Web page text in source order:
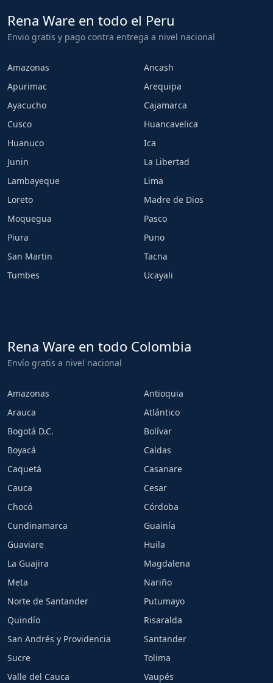
Rena Ware en todo el Peru
Envio gratis y pago contra entrega a nivel nacional
Amazonas
Ancash
Apurimac
Arequipa
Ayacucho
Cajamarca
Cusco
Huancavelica
Huanuco
Ica
Junin
La Libertad
Lambayeque
Lima
Loreto
Madre de Dios
Moquegua
Pasco
Piura
Puno
San Martin
Tacna
Tumbes
Ucayali
Rena Ware en todo Colombia
Envío gratis a nivel nacional
Amazonas
Antioquia
Arauca
Atlántico
Bogotá D.C.
Bolívar
Boyacá
Caldas
Caquetá
Casanare
Cauca
Cesar
Chocó
Córdoba
Cundinamarca
Guainía
Guaviare
Huila
La Guajira
Magdalena
Meta
Nariño
Norte de Santander
Putumayo
Quindío
Risaralda
San Andrés y Providencia
Santander
Sucre
Tolima
Valle del Cauca
Vaupés